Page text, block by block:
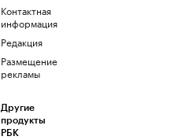
Контактная
информация
Редакция
Размещение
рекламы
Другие
продукты
РБК